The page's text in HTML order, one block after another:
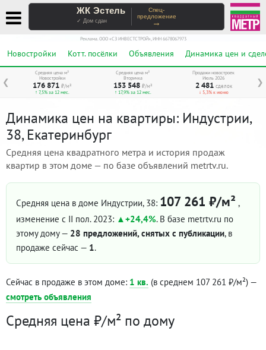
ЖК Эстель
✓ Дом сдан
Спец-
предложение
→
Реклама. ООО «СЗ ИНВЕСТСТРОЙ», ИНН 6678067973
Новостройки Котт. посёлки Объявления Динамика цен и
❮ ❯
Средняя цена м²
Новостройки
176 871 ₽/м²
↑ 7,5% за 12 мес.
Средняя цена м²
Вторичка
153 548 ₽/м²
↑ 17,9% за 12 мес.
Продажи новостроек
Июль 2026
2 481 сделок
↓ 5,3% к июню
Динамика цен на квартиры: Индустрии,
38, Екатеринбург
Средняя цена квадратного метра и история продаж
квартир в этом доме — по базе объявлений metrtv.ru.
Средняя цена в доме Индустрии, 38: 107 261 ₽/м² ,
изменение с II пол. 2023:
+24,4%. В базе metrtv.ru по
этому дому — 28 предложений, снятых с публикации, в
продаже сейчас — 1.
Сейчас в продаже в этом доме: 1 кв. (в среднем 107 261 ₽/м²) —
смотреть объявления
Средняя цена ₽/м² по дому